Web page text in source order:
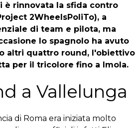
è rinnovata la sfida contro
2WheelsPoliTo), a
di team e pilota, ma
lo spagnolo ha avuto
altri quattro round, l'obiettivo
per il tricolore fino a Imola.
a Vallelunga
di Roma era iniziata molto